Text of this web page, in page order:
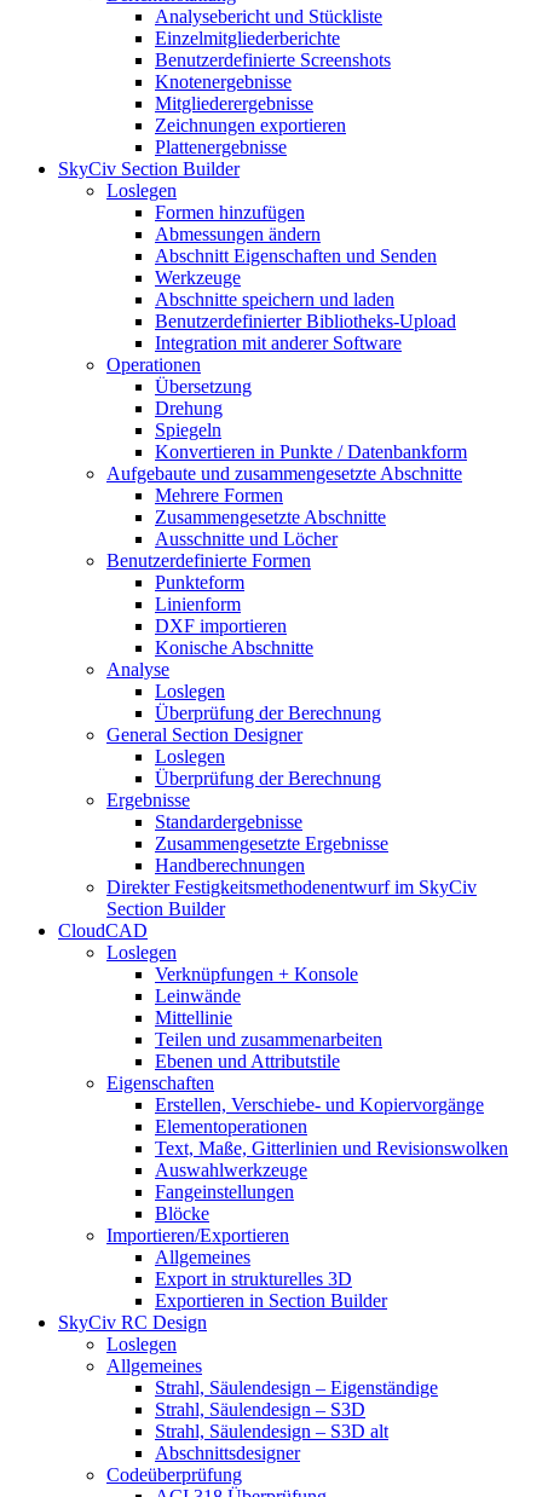
Analysebericht und Stückliste
Einzelmitgliederberichte
Benutzerdefinierte Screenshots
Knotenergebnisse
Mitgliederergebnisse
Zeichnungen exportieren
Plattenergebnisse
SkyCiv Section Builder
Loslegen
Formen hinzufügen
Abmessungen ändern
Abschnitt Eigenschaften und Senden
Werkzeuge
Abschnitte speichern und laden
Benutzerdefinierter Bibliotheks-Upload
Integration mit anderer Software
Operationen
Übersetzung
Drehung
Spiegeln
Konvertieren in Punkte / Datenbankform
Aufgebaute und zusammengesetzte Abschnitte
Mehrere Formen
Zusammengesetzte Abschnitte
Ausschnitte und Löcher
Benutzerdefinierte Formen
Punkteform
Linienform
DXF importieren
Konische Abschnitte
Analyse
Loslegen
Überprüfung der Berechnung
General Section Designer
Loslegen
Überprüfung der Berechnung
Ergebnisse
Standardergebnisse
Zusammengesetzte Ergebnisse
Handberechnungen
Direkter Festigkeitsmethodenentwurf im SkyCiv
Section Builder
CloudCAD
Loslegen
Verknüpfungen + Konsole
Leinwände
Mittellinie
Teilen und zusammenarbeiten
Ebenen und Attributstile
Eigenschaften
Erstellen, Verschiebe- und Kopiervorgänge
Elementoperationen
Text, Maße, Gitterlinien und Revisionswolken
Auswahlwerkzeuge
Fangeinstellungen
Blöcke
Importieren/Exportieren
Allgemeines
Export in strukturelles 3D
Exportieren in Section Builder
SkyCiv RC Design
Loslegen
Allgemeines
Strahl, Säulendesign – Eigenständige
Strahl, Säulendesign – S3D
Strahl, Säulendesign – S3D alt
Abschnittsdesigner
Codeüberprüfung